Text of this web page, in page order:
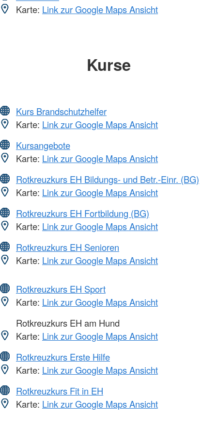
Karte: Link zur Google Maps Ansicht
Kurse
Kurs Brandschutzhelfer
Karte: Link zur Google Maps Ansicht
Kursangebote
Karte: Link zur Google Maps Ansicht
Rotkreuzkurs EH Bildungs- und Betr.-Einr. (BG)
Karte: Link zur Google Maps Ansicht
Rotkreuzkurs EH Fortbildung (BG)
Karte: Link zur Google Maps Ansicht
Rotkreuzkurs EH Senioren
Karte: Link zur Google Maps Ansicht
Rotkreuzkurs EH Sport
Karte: Link zur Google Maps Ansicht
Rotkreuzkurs EH am Hund
Karte: Link zur Google Maps Ansicht
Rotkreuzkurs Erste Hilfe
Karte: Link zur Google Maps Ansicht
Rotkreuzkurs Fit in EH
Karte: Link zur Google Maps Ansicht